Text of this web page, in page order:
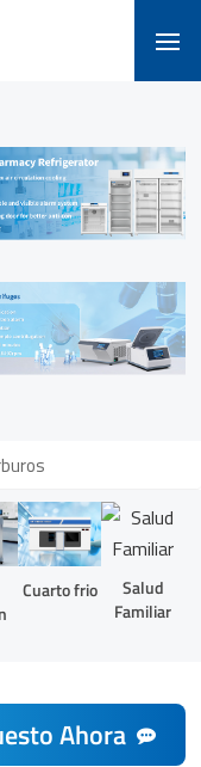
Cuarto frio
Salud
Familiar
Ahora